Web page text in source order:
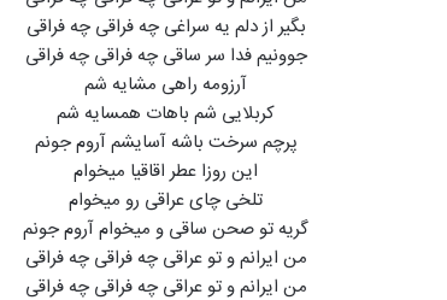
بگیر از دلم یه سراغی چه فراقی چه فراقی
جوونیم فدا سر ساقی چه فراقی چه فراقی
آرزومه راهی مشایه شم
کربلایی شم باهات همسایه شم
پرچم سرخت باشه آسایشم آروم جونم
این روزا عطر اقاقیا میخوام
تلخی چای عراقی رو میخوام
گریه تو صحن ساقی و میخوام آروم جونم
من ایرانم و تو عراقی چه فراقی چه فراقی
من ایرانم و تو عراقی چه فراقی چه فراقی